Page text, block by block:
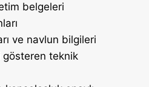
belgeleri
ve navlun bilgileri
gösteren teknik